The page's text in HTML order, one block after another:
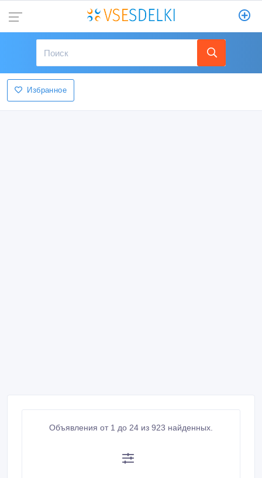
Избранное
Объявления от 1 до 24 из 923 найденных.